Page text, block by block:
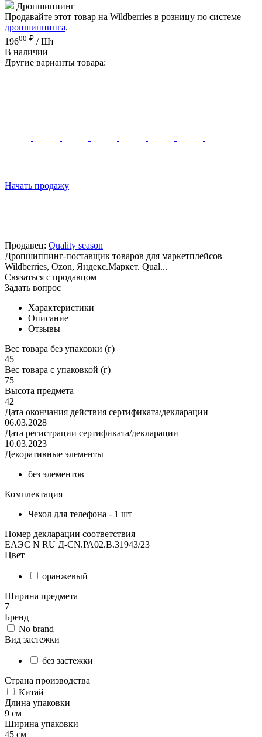
Дропшиппинг
Продавайте этот товар на Wildberries в розницу по системе
дропшиппинга.
19600 ₽ / Шт
В наличии
Другие варианты товара:
Начать продажу
Продавец: Quality season
Дропшиппинг-поставщик товаров для маркетплейсов
Wildberries, Ozon, Яндекс.Маркет. Qual...
Связаться с продавцом
Задать вопрос
Характеристики
Описание
Отзывы
Вес товара без упаковки (г)
45
Вес товара с упаковкой (г)
75
Высота предмета
42
Дата окончания действия сертификата/декларации
06.03.2028
Дата регистрации сертификата/декларации
10.03.2023
Декоративные элементы
без элементов
Комплектация
Чехол для телефона - 1 шт
Номер декларации соответствия
ЕАЭС N RU Д-CN.РА02.В.31943/23
Цвет
оранжевый
Ширина предмета
7
Бренд
No brand
Вид застежки
без застежки
Страна производства
Китай
Длина упаковки
9 см
Ширина упаковки
45 см